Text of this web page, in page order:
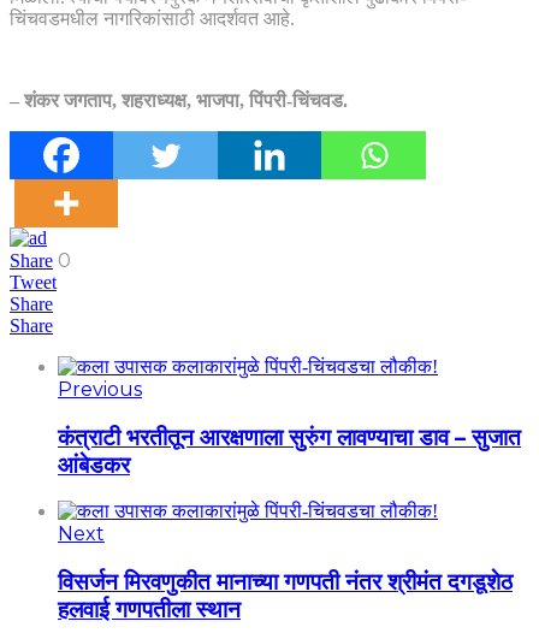
चिंचवडमधील नागरिकांसाठी आदर्शवत आहे.
– शंकर जगताप, शहराध्यक्ष, भाजपा, पिंपरी-चिंचवड.
Share 0
Tweet
Share
Share
Previous
कंत्राटी भरतीतून आरक्षणाला सुरुंग लावण्याचा डाव – सुजात
आंबेडकर
Next
विसर्जन मिरवणुकीत मानाच्या गणपती नंतर श्रीमंत दगडूशेठ
हलवाई गणपतीला स्थान